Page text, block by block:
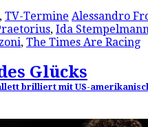
, TV-Termine Alessandro
, Ida
, The Times Are Racing
Glücks
brilliert mit US-